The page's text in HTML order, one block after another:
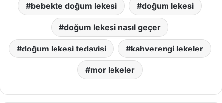
bebekte doğum lekesi doğum lekesi
doğum lekesi nasıl geçer
doğum lekesi tedavisi kahverengi lekeler
mor lekeler